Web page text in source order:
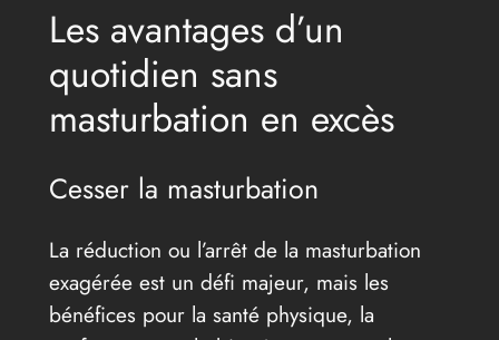
Les avantages d’un
quotidien sans
masturbation en excès
Cesser la masturbation
La réduction ou l’arrêt de la masturbation
exagérée est un défi majeur, mais les
bénéfices pour la santé physique, la